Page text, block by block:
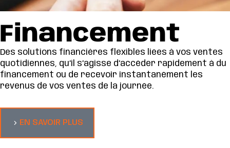
Financement
Des solutions financières flexibles liées à vos ventes
quotidiennes, qu’il s’agisse d’accéder rapidement à du
financement ou de recevoir instantanément les
revenus de vos ventes de la journée.
EN SAVOIR PLUS